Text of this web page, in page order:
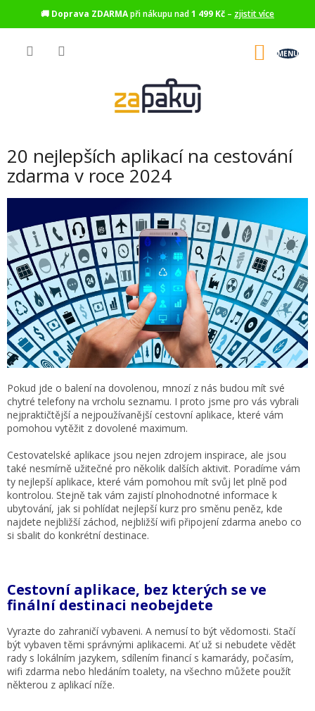
🚚 Doprava ZDARMApři nákupu nad1 499 Kč – zjistit více
20 nejlepších aplikací na cestování
zdarma v roce 2024
Pokud jde o balení na dovolenou, mnozí z nás budou mít své
chytré telefony na vrcholu seznamu. I proto jsme pro vás vybrali
nejpraktičtější a nejpoužívanější cestovní aplikace, které vám
pomohou vytěžit z dovolené maximum.
Cestovatelské aplikace jsou nejen zdrojem inspirace, ale jsou
také nesmírně užitečné pro několik dalších aktivit. Poradíme vám
ty nejlepší aplikace, které vám pomohou mít svůj let plně pod
kontrolou. Stejně tak vám zajistí plnohodnotné informace k
ubytování, jak si pohlídat nejlepší kurz pro směnu peněz, kde
najdete nejbližší záchod, nejbližší wifi připojení zdarma anebo co
si sbalit do konkrétní destinace.
Cestovní aplikace, bez kterých se ve
finální destinaci neobejdete
Vyrazte do zahraničí vybaveni. A nemusí to být vědomosti. Stačí
být vybaven těmi správnými aplikacemi. Ať už si nebudete vědět
rady s lokálním jazykem, sdílením financí s kamarády, počasím,
wifi zdarma nebo hledáním toalety, na všechno můžete použít
některou z aplikací níže.